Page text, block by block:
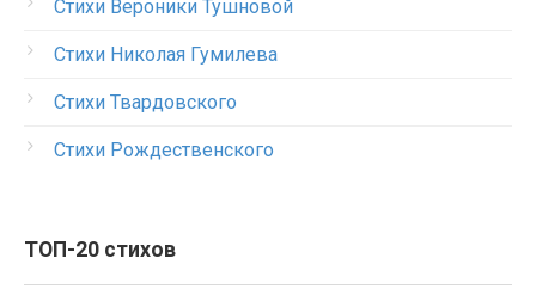
Стихи Вероники Тушновой
Стихи Николая Гумилева
Стихи Твардовского
Стихи Рождественского
ТОП-20 стихов